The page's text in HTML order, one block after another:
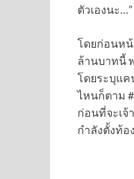
ตัวเองนะ…”
โดยก่อนหน้
ล้านบาทนี้
โดยระบุแค
ไหนก็ตาม
ก่อนที่จะเจ้
กำลังตั้งท้อ